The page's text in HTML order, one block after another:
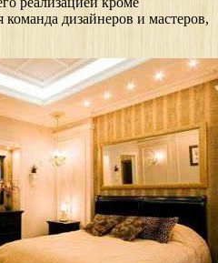
команда дизайнеров и мастеров,